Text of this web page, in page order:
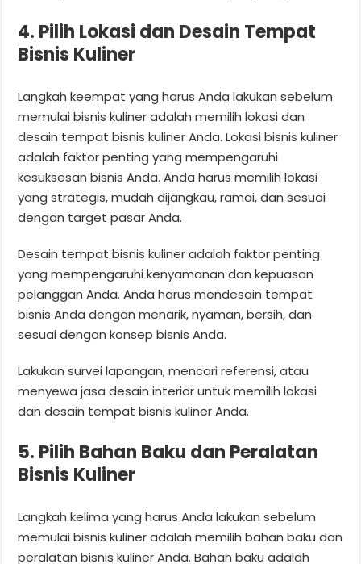
4. Pilih Lokasi dan Desain Tempat
Bisnis Kuliner
Langkah keempat yang harus Anda lakukan sebelum
memulai bisnis kuliner adalah memilih lokasi dan
desain tempat bisnis kuliner Anda. Lokasi bisnis kuliner
adalah faktor penting yang mempengaruhi
kesuksesan bisnis Anda. Anda harus memilih lokasi
yang strategis, mudah dijangkau, ramai, dan sesuai
dengan target pasar Anda.
Desain tempat bisnis kuliner adalah faktor penting
yang mempengaruhi kenyamanan dan kepuasan
pelanggan Anda. Anda harus mendesain tempat
bisnis Anda dengan menarik, nyaman, bersih, dan
sesuai dengan konsep bisnis Anda.
Lakukan survei lapangan, mencari referensi, atau
menyewa jasa desain interior untuk memilih lokasi
dan desain tempat bisnis kuliner Anda.
5. Pilih Bahan Baku dan Peralatan
Bisnis Kuliner
Langkah kelima yang harus Anda lakukan sebelum
memulai bisnis kuliner adalah memilih bahan baku dan
peralatan bisnis kuliner Anda. Bahan baku adalah